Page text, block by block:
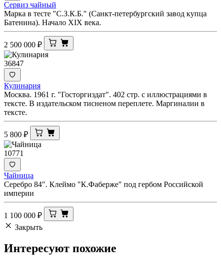
Сервиз чайный
Марка в тесте "С.З.К.Б." (Санкт-петербургский завод купца
Батенина). Начало XIX века.
2 500 000 ₽
36847
Кулинария
Москва. 1961 г. "Госторгиздат". 402 стр. с иллюстрациями в
тексте. В издательском тисненом переплете. Маргиналии в
тексте.
5 800 ₽
10771
Чайница
Серебро 84". Клеймо "К.Фаберже" под гербом Российской
империи
1 100 000 ₽
Закрыть
Интересуют похожие